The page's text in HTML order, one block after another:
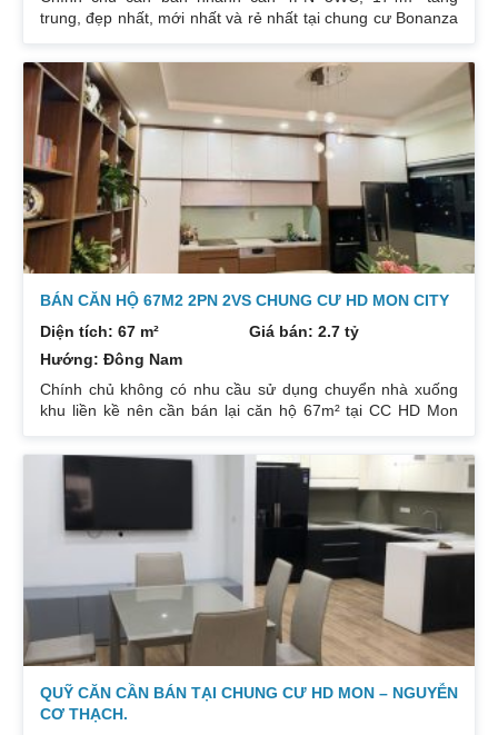
trung, đẹp nhất, mới nhất và rẻ nhất tại chung cư Bonanza
nên cần bán lại để đầu tư cái khác, cụ thể như sau:
Hướng: TB, ban công Đông Nam. Thiết kế: 4 ngủ 3WC DT:
174m². Nội thất đẹp thiết kế sang trọng trẻ trung. Phòng
khách, bếp, thiết bị vệ sinh tất cả đều mới và sử dụng tốt.
Nhà đã có sổ pháp
BÁN CĂN HỘ 67M2 2PN 2VS CHUNG CƯ HD MON CITY
Diện tích: 67 m²
Giá bán: 2.7 tỷ
Hướng: Đông Nam
Chính chủ không có nhu cầu sử dụng chuyển nhà xuống
khu liền kề nên cần bán lại căn hộ 67m² tại CC HD Mon
công hướng Đông Nam căn góc nhiều mặt thoáng và có
ban công nhỏ phòng ngủ chính. Đồ nội thất cao cấp bán
để lại toàn bộ nội thất cao cấp theo phong cách Châu Âu.
Sổ đỏ chính chủ xem nhà 24/24. Liên hệ xem nhà:
0832133366
QUỸ CĂN CẦN BÁN TẠI CHUNG CƯ HD MON – NGUYỄN
CƠ THẠCH.